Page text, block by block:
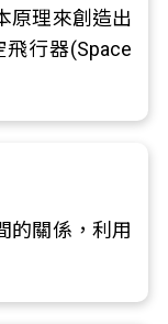
原理來創造出
行器(Space
的關係，利用